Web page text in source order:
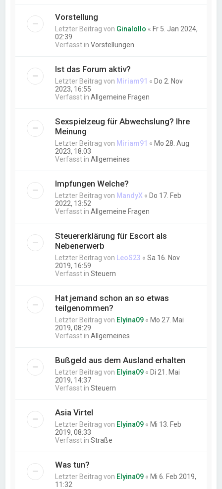
Vorstellung
Letzter Beitrag von Ginalollo «Fr 5. Jan 2024,
02:39
Verfasst inVorstellungen
Ist das Forum aktiv?
Letzter Beitrag von Miriam91 «Do 2. Nov
2023, 16:55
Verfasst inAllgemeine Fragen
Sexspielzeug für Abwechslung? Ihre
Meinung
Letzter Beitrag von Miriam91 «Mo 28. Aug
2023, 18:03
Verfasst inAllgemeines
Impfungen Welche?
Letzter Beitrag von MandyX «Do 17. Feb
2022, 13:52
Verfasst inAllgemeine Fragen
Steuererklärung für Escort als
Nebenerwerb
Letzter Beitrag von LeoS23 «Sa 16. Nov
2019, 16:59
Verfasst inSteuern
Hat jemand schon an so etwas
teilgenommen?
Letzter Beitrag von Elyina09 «Mo 27. Mai
2019, 08:29
Verfasst inAllgemeines
Bußgeld aus dem Ausland erhalten
Letzter Beitrag von Elyina09 «Di 21. Mai
2019, 14:37
Verfasst inSteuern
Asia Virtel
Letzter Beitrag von Elyina09 «Mi 13. Feb
2019, 08:33
Verfasst inStraße
Was tun?
Letzter Beitrag von Elyina09 «Mi 6. Feb 2019,
11:32